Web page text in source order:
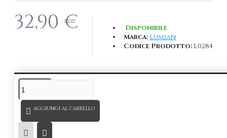
32,90 €
Disponibile
Marca: Lumian
Codice Prodotto: L0284
AGGIUNGI AL CARRELLO
DESCRIZIONE
Shaker
Il nuovo Cobbler Shaker a 3 pezzi è studiato per le